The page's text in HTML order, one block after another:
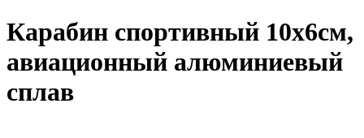
Карабин спортивный 10х6см,
авиационный алюминиевый
сплав